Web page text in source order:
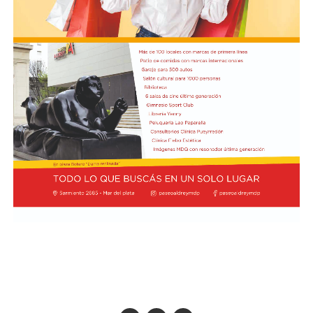
profunda de sus impactos ambientales antes de que las
obras continúen. Radio Encuentro de Viedma
contra los efectivos de las fuerzas federales de seguridad
apostados en el lugar, y que se rompieron baldosas y
bancos públicos para usarlos como proyectiles. También
se registraron daños en estructuras edilicias y en
vehículos policiales.
El Ministerio de Seguridad Nacional solicitó al juzgado
que ordene preservar los registros fílmicos de los
hechos, que se libre oficio al Gobierno porteño y al
Congreso para que informen la totalidad de los daños y
el perjuicio económico, y adelantó que se encuentra
evaluando aportar elementos de prueba adicionales